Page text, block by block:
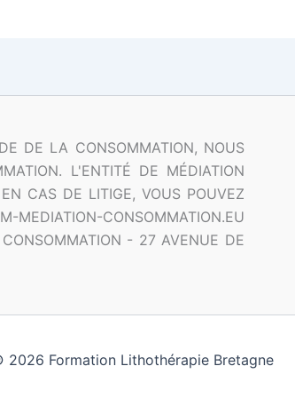
DE LA CONSOMMATION, NOUS
L'ENTITÉ DE MÉDIATION
CAS DE LITIGE, VOUS POUVEZ
MEDIATION-CONSOMMATION.EU
- 27 AVENUE DE
Formation Lithothérapie Bretagne